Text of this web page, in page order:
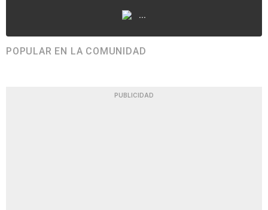
...
POPULAR EN LA COMUNIDAD
PUBLICIDAD